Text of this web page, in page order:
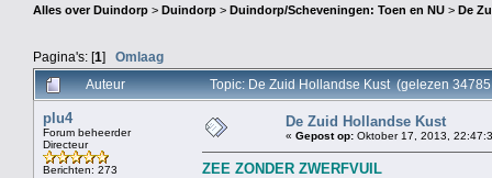
Alles over Duindorp > Duindorp > Duindorp/Scheveningen: Toen en NU > De
Pagina's: [1] Omlaag
Auteur
Topic: De Zuid Hollandse Kust (gelezen
plu4
Forum beheerder
Directeur
Berichten: 273
De Zuid Hollandse Kust
« Gepost op: Oktober 17, 2013,
ZEE ZONDER ZWERFVUIL